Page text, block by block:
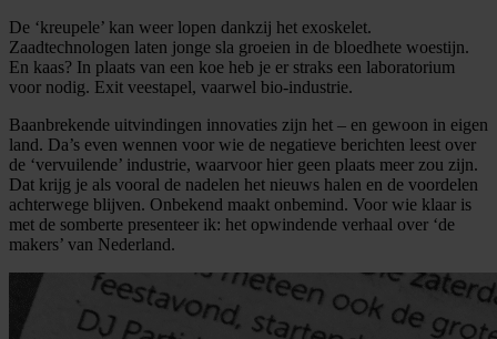
De ‘kreupele’ kan weer lopen dankzij het exoskelet.
Zaadtechnologen laten jonge sla groeien in de bloedhete woestijn.
En kaas? In plaats van een koe heb je er straks een laboratorium
voor nodig. Exit veestapel, vaarwel bio-industrie.
Baanbrekende uitvindingen innovaties zijn het – en gewoon in eigen
land. Da’s even wennen voor wie de negatieve berichten leest over
de ‘vervuilende’ industrie, waarvoor hier geen plaats meer zou zijn.
Dat krijg je als vooral de nadelen het nieuws halen en de voordelen
achterwege blijven. Onbekend maakt onbemind. Voor wie klaar is
met de somberte presenteer ik: het opwindende verhaal over ‘de
makers’ van Nederland.